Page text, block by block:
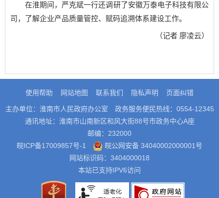
在淮期间，严克斌一行还调研了安徽万泰电子科技有限公
司，了解企业产品质量管控、赋码追溯体系建设工作。
（记者 廖凌云）
使用帮助 网站地图 联系我们 隐私声明 页面纠错
主办单位：淮南市人民政府办公室
政务服务便民热线：0554-12345
通讯地址：淮南市山南新区和风大街88号市政务中心A座
邮编：232000
皖ICP备17009857号-1
皖公网安备 34040002000001号
网站标识码：3404000018
本站已支持IPV6访问